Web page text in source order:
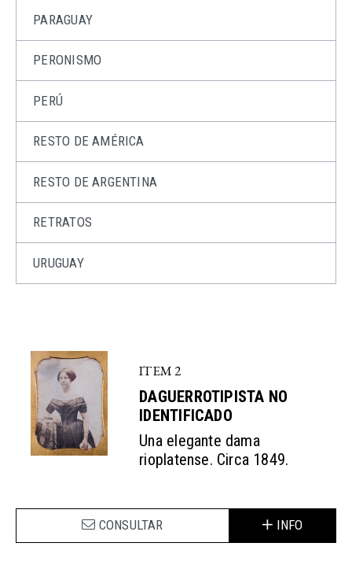
PARAGUAY
PERONISMO
PERÚ
RESTO DE AMÉRICA
RESTO DE ARGENTINA
RETRATOS
URUGUAY
ITEM 2
DAGUERROTIPISTA NO
IDENTIFICADO
Una elegante dama
rioplatense. Circa 1849.
CONSULTAR INFO